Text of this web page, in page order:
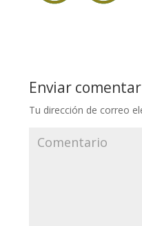
Enviar
Tu dirección de correo